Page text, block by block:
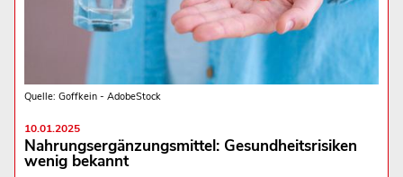
Quelle: Goffkein - AdobeStock
10.01.2025
Nahrungsergänzungsmittel: Gesundheitsrisiken
wenig bekannt